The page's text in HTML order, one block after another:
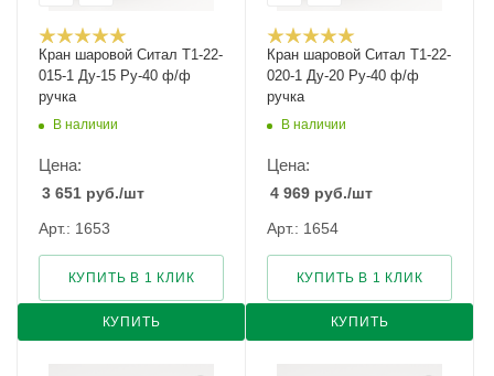
Кран шаровой Cитал T1-22-
015-1 Ду-15 Ру-40 ф/ф
ручка
В наличии
Цена:
3 651 руб./шт
Арт.: 1653
КУПИТЬ
КУПИТЬ В 1 КЛИК
Кран шаровой Cитал T1-22-
020-1 Ду-20 Ру-40 ф/ф
ручка
В наличии
Цена:
4 969 руб./шт
Арт.: 1654
КУПИТЬ
КУПИТЬ В 1 КЛИК